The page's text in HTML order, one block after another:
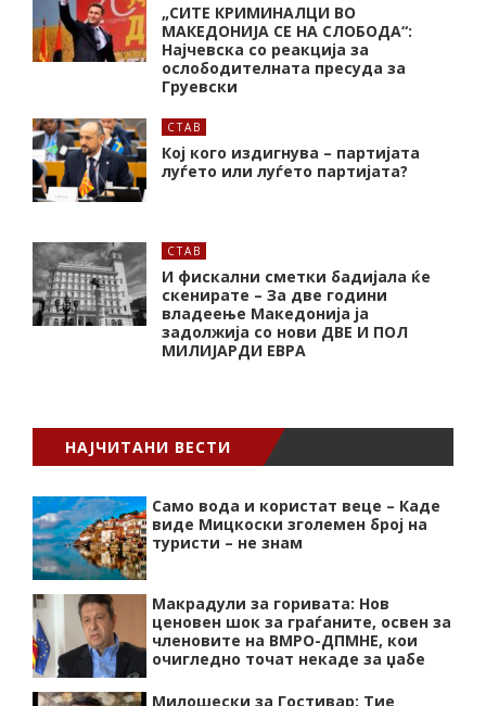
„СИТЕ КРИМИНАЛЦИ ВО
МАКЕДОНИЈА СЕ НА СЛОБОДА“:
Најчевска со реакција за
ослободителната пресуда за
Груевски
СТАВ
Кој кого издигнува – партијата
луѓето или луѓето партијата?
СТАВ
И фискални сметки бадијала ќе
скенирате – За две години
владеење Македонија ја
задолжија со нови ДВЕ И ПОЛ
МИЛИЈАРДИ ЕВРА
НАЈЧИТАНИ ВЕСТИ
Само вода и користат веце – Каде
виде Мицкоски зголемен број на
туристи – не знам
Макрадули за горивата: Нов
ценовен шок за граѓаните, освен за
членовите на ВМРО-ДПМНЕ, кои
очигледно точат некаде за џабе
Милошески за Гостивар: Тие